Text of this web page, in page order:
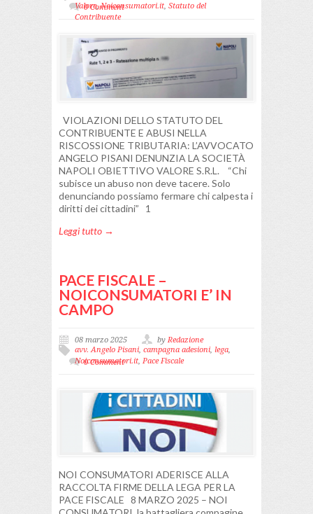
Valore,Noiconsumatori.it, Statuto del
Contribuente
0 Comment
VIOLAZIONI DELLO STATUTO DEL
CONTRIBUENTE E ABUSI NELLA
RISCOSSIONE TRIBUTARIA: L’AVVOCATO
ANGELO PISANI DENUNZIA LA SOCIETÀ
NAPOLI OBIETTIVO VALORE S.R.L. “Chi
subisce un abuso non deve tacere. Solo
denunciando possiamo fermare chi calpesta i
diritti dei cittadini” 1
Leggi tutto →
PACE FISCALE –
NOICONSUMATORI E’ IN
CAMPO
08 marzo 2025 by Redazione
avv. Angelo Pisani campagna adesioni lega
Noiconsumatori.it Pace Fiscale
0 Comment
NOI CONSUMATORI ADERISCE ALLA
RACCOLTA FIRME DELLA LEGA PER LA
PACE FISCALE 8 MARZO 2025 – NOI